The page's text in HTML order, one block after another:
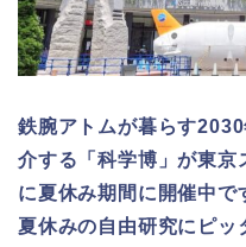
鉄腕アトムが暮らす
介する「科学博」が東
に夏休み期間に開催中で
夏休みの自由研究にピッ